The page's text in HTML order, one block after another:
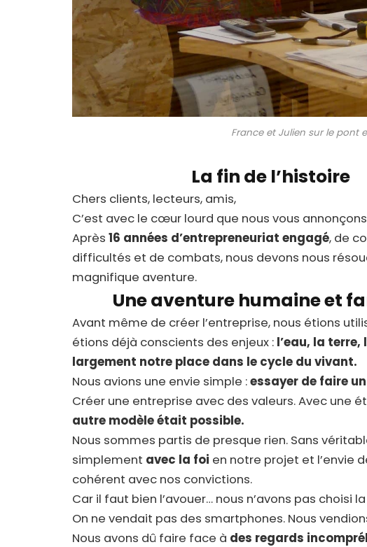
France et Julien sur le pont
La fin de l’histoire
Chers clients, lecteurs, amis,
C’est avec le cœur lourd que nous vous
Après 16 années d’entrepreneuriat engagé, de
difficultés et de combats, nous devons nous
magnifique aventure.
Une aventure humaine et
Avant même de créer l’entreprise, nous étions
étions déjà conscients des enjeux : l’eau, la
largement notre place dans le cycle du vivant.
Nous avions une envie simple :essayer de faire
Créer une entreprise avec des valeurs. Avec une
autre modèle était possible.
Nous sommes partis de presque rien. Sans
simplement avec la foi en notre projet et l’envie
cohérent avec nos convictions.
Car il faut bien l’avouer… nous n’avons pas choisi
On ne vendait pas des smartphones. Nous
Nous avons dû faire face à des regards